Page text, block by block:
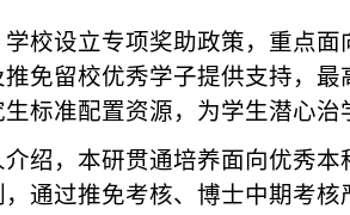
校设立专项奖助政策，重点面
免留校优秀学子提供支持，
标准配置资源，为学生潜心治
绍，本研贯通培养面向优秀
通过推免考核、博士中期考